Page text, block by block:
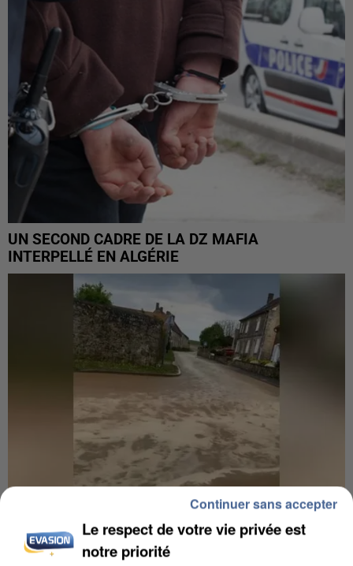
UN SECOND CADRE DE LA DZ MAFIA
INTERPELLÉ EN ALGÉRIE
UNE TOURISTE DE L’OISE EMPORTÉE PAR UNE
COULÉE DE BOUE EN HAUTE-SAVOIE
Le respect de votre vie privée est
notre priorité
Continuer sans accepter